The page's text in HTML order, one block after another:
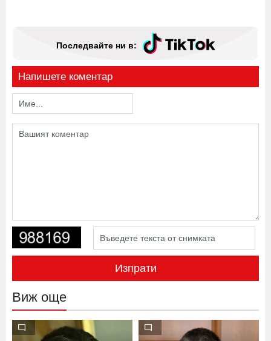
Последвайте ни в:
Напишете коментар
Виж още